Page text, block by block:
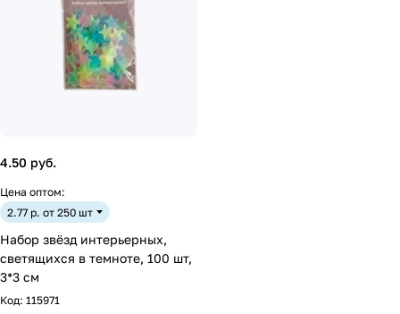
4.50 руб.
Цена оптом:
2.77 р. от 250 шт
Набор звёзд интерьерных,
светящихся в темноте, 100 шт,
3*3 см
Код: 115971